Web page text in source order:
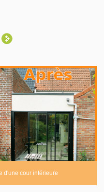
d'une cour intérieure